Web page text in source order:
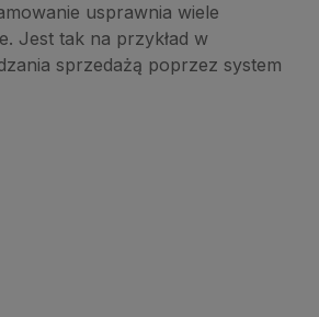
usprawnia wiele
Jest tak na przykład w
sprzedażą poprzez system